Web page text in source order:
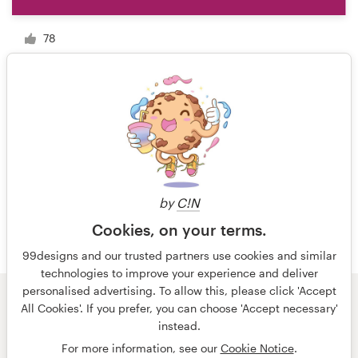
by C!N
Cookies, on your terms.
99designs and our trusted partners use cookies and similar
technologies to improve your experience and deliver
personalised advertising. To allow this, please click 'Accept
All Cookies'. If you prefer, you can choose 'Accept necessary'
instead.
For more information, see our Cookie Notice.
78
1 van 3
© 99designs
door Vista
Algemene voorwaarden